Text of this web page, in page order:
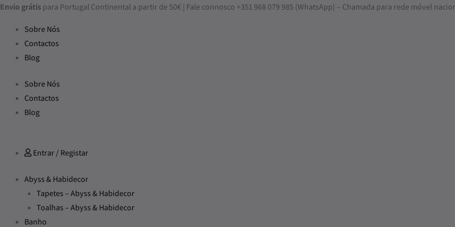
Skip
content
Envio grátispara Portugal Continental a partir de 50€ | Fale connosco +351 968 079 985 (WhatsApp) – Chamada para rede móvel
Sobre Nós
Contactos
Blog
Sobre Nós
Contactos
Blog
Entrar / Registar
Abyss & Habidecor
Tapetes – Abyss & Habidecor
Toalhas – Abyss & Habidecor
Banho